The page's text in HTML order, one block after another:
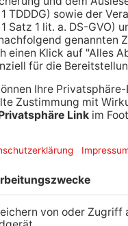
Schlachthof
Kreisausschuss
stehen die
schlachten noch
Eck. Als kleine